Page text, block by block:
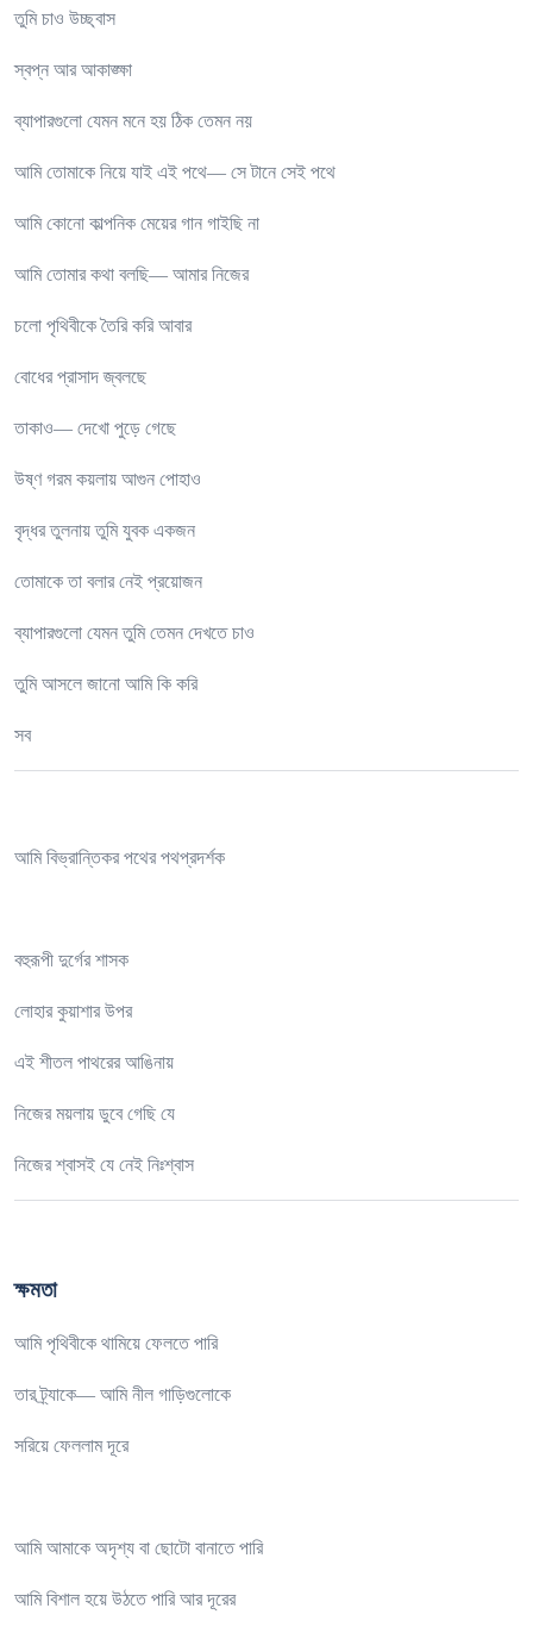
তুমি চাও উচ্ছ্বাস
স্বপ্ন আর আকাঙ্ক্ষা
ব্যাপারগুলো যেমন মনে হয় ঠিক তেমন নয়
আমি তোমাকে নিয়ে যাই এই পথে— সে টানে সেই পথে
আমি কোনো কাল্পনিক মেয়ের গান গাইছি না
আমি তোমার কথা বলছি— আমার নিজের
চলো পৃথিবীকে তৈরি করি আবার
বোধের প্রাসাদ জ্বলছে
তাকাও— দেখো পুড়ে গেছে
উষ্ণ গরম কয়লায় আগুন পোহাও
বৃদ্ধর তুলনায় তুমি যুবক একজন
তোমাকে তা বলার নেই প্রয়োজন
ব্যাপারগুলো যেমন তুমি তেমন দেখতে চাও
তুমি আসলে জানো আমি কি করি
সব
আমি বিভ্রান্তিকর পথের পথপ্রদর্শক
বহুরূপী দুর্গের শাসক
লোহার কুয়াশার উপর
এই শীতল পাথরের আঙিনায়
নিজের ময়লায় ডুবে গেছি যে
নিজের শ্বাসই যে নেই নিঃশ্বাস
ক্ষমতা
আমি পৃথিবীকে থামিয়ে ফেলতে পারি
তার ট্র্যাকে— আমি নীল গাড়িগুলোকে
সরিয়ে ফেললাম দূরে
আমি আমাকে অদৃশ্য বা ছোটো বানাতে পারি
আমি বিশাল হয়ে উঠতে পারি আর দূরের